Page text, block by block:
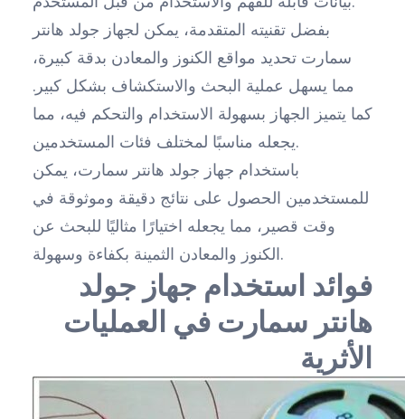
بفضل تقنيته المتقدمة، يمكن لجهاز جولد هانتر
سمارت تحديد مواقع الكنوز والمعادن بدقة كبيرة،
مما يسهل عملية البحث والاستكشاف بشكل كبير.
كما يتميز الجهاز بسهولة الاستخدام والتحكم فيه، مما
يجعله مناسبًا لمختلف فئات المستخدمين.
باستخدام جهاز جولد هانتر سمارت، يمكن
للمستخدمين الحصول على نتائج دقيقة وموثوقة في
وقت قصير، مما يجعله اختيارًا مثاليًا للبحث عن
الكنوز والمعادن الثمينة بكفاءة وسهولة.
فوائد استخدام جهاز جولد
هانتر سمارت في العمليات
الأثرية